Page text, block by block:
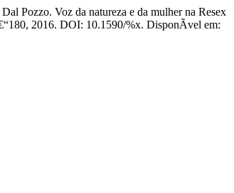
Pozzo. Voz da natureza e da mulher na Resex
2016. DOI: 10.1590/%x. DisponÃ­vel em: